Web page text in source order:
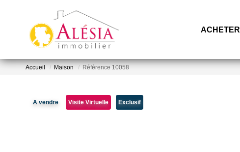
ACHETER
Accueil Maison Référence 10058
A vendre Visite Virtuelle Exclusif